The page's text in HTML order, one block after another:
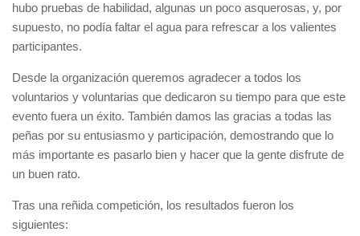
hubo pruebas de habilidad, algunas un poco asquerosas, y, por
supuesto, no podía faltar el agua para refrescar a los valientes
participantes.
Desde la organización queremos agradecer a todos los
voluntarios y voluntarias que dedicaron su tiempo para que este
evento fuera un éxito. También damos las gracias a todas las
peñas por su entusiasmo y participación, demostrando que lo
más importante es pasarlo bien y hacer que la gente disfrute de
un buen rato.
Tras una reñida competición, los resultados fueron los
siguientes: